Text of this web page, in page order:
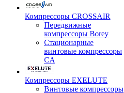
Компрессоры CROSSAIR
Передвижные
компрессоры Borey
Стационарные
винтовые компрессоры
CA
Компрессоры EXELUTE
Винтовые компрессоры